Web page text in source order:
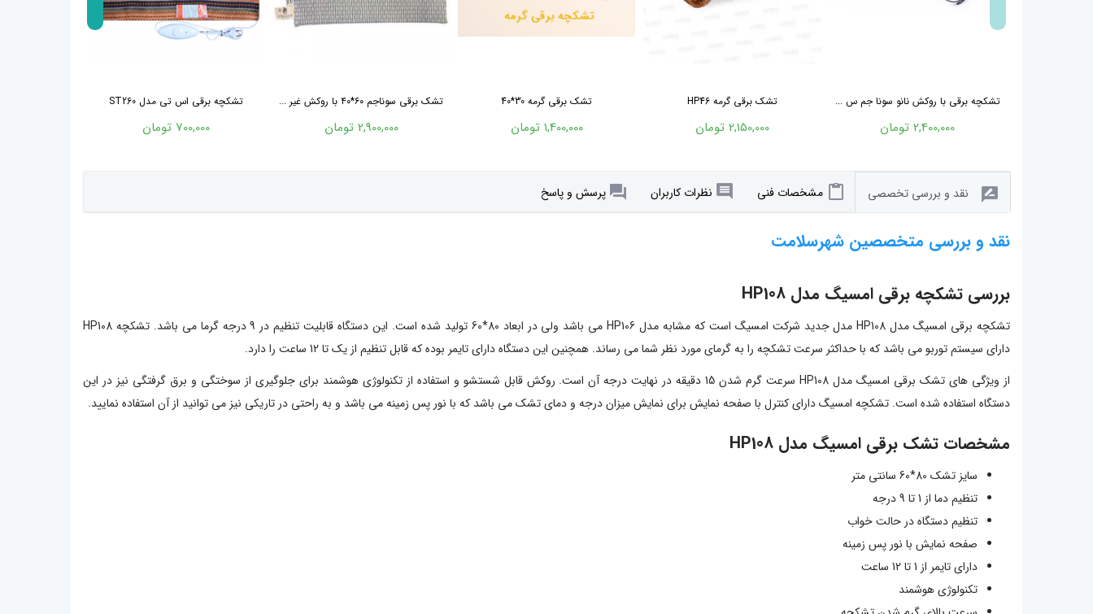
تشکچه برقی اس تی مدل ST260
700,000 تومان
تشک برقی سوناجم ۶۰*۴۰ با روکش غیر ...
2,900,000 تومان
تشک برقی گرمه 30*40
1,400,000 تومان
تشک برقی گرمه HP46
2,150,000 تومان
تشکچه برقی با روکش نانو سونا جم س ...
2,400,000 تومان
نقد و بررسی تخصصی مشخصات فنی نظرات کاربران پرسش و پاسخ
نقد و بررسی متخصصین شهرسلامت
بررسی تشکچه برقی امسیگ مدل HP108
تشکچه برقی امسیگ مدل HP108 مدل جدید شرکت امسیگ است که مشابه مدل HP106 می باشد ولی در ابعاد 80*60 تولید شده است. این دستگاه قابلیت تنظیم در 9 درجه گرما می باشد. تشکچه HP108
دارای سیستم توربو می باشد که با حداکثر سرعت تشکچه را به گرمای مورد نظر شما می رساند. همچنین این دستگاه دارای تایمر بوده که قابل تنظیم از یک تا 12 ساعت را دارد.
از ویژگی های تشک برقی امسیگ مدل HP108 سرعت گرم شدن 15 دقیقه در نهایت درجه آن است. روکش قابل شستشو و استفاده از تکنولوژی هوشمند برای جلوگیری از سوختگی و برق گرفتگی نیز در این
دستگاه استفاده شده است. تشکچه امسیگ دارای کنترل با صفحه نمایش برای نمایش میزان درجه و دمای تشک می باشد که با نور پس زمینه می باشد و به راحتی در تاریکی نیز می توانید از آن استفاده نمایید.
مشخصات تشک برقی امسیگ مدل HP108
سایز تشک 80*60 سانتی متر
تنظیم دما از 1 تا 9 درجه
تنظیم دستگاه در حالت خواب
صفحه نمایش با نور پس زمینه
دارای تایمر از 1 تا 12 ساعت
تکنولوژی هوشمند